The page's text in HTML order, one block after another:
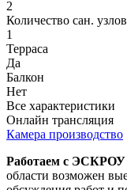
2
Количество сан. узлов
1
Терраса
Да
Балкон
Нет
Все характеристики
Онлайн трансляция
Камера производство
Работаем с ЭСКРОУ
области возможен